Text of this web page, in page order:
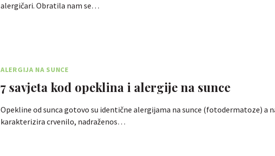
alergičari. Obratila nam se…
ALERGIJA NA SUNCE
7 savjeta kod opeklina i alergije na sunce
Opekline od sunca gotovo su identične alergijama na sunce (fotodermatoze) a
karakterizira crvenilo, nadraženos…